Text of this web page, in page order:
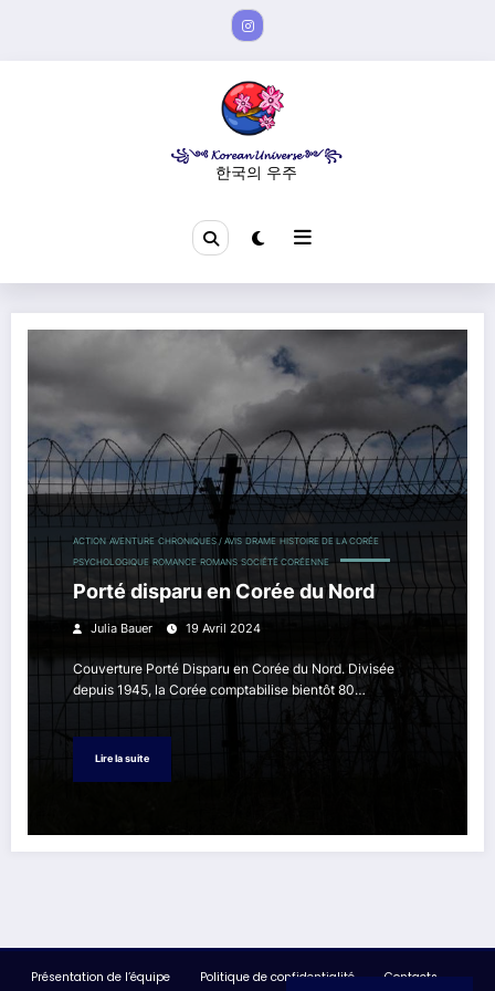
꧁༺ 𝓚𝓸𝓻𝓮𝓪𝓷 𝓤𝓷𝓲𝓿𝓮𝓻𝓼𝓮 ༻꧂
한국의 우주
ACTION AVENTURE CHRONIQUES / AVIS DRAME HISTOIRE DE LA CORÉE
PSYCHOLOGIQUE ROMANCE ROMANS SOCIÉTÉ CORÉENNE
Porté disparu en Corée du Nord
Julia Bauer 19 Avril 2024
Couverture Porté Disparu en Corée du Nord. Divisée
depuis 1945, la Corée comptabilise bientôt 80…
Lire la suite
Présentation de l’équipe Politique de confidentialité Contacts